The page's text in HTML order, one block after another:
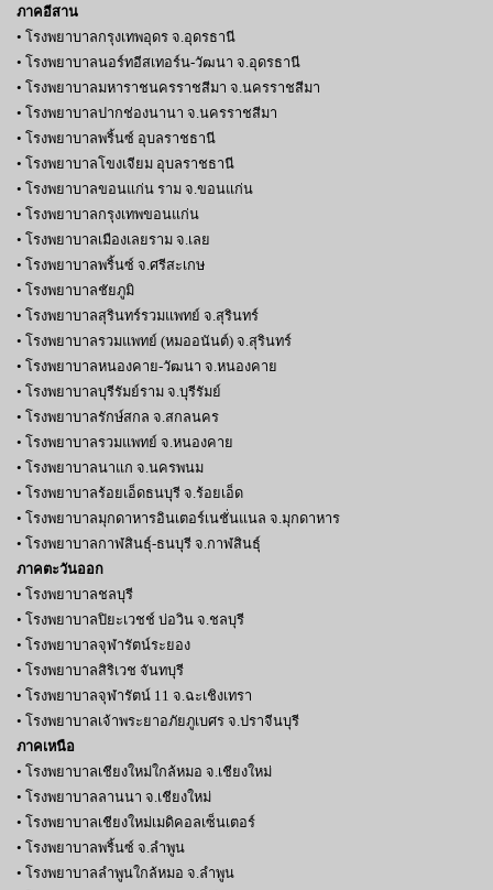
ภาคอีสาน
• โรงพยาบาลกรุงเทพอุดร จ.อุดรธานี
• โรงพยาบาลนอร์ทอีสเทอร์น-วัฒนา จ.อุดรธานี
• โรงพยาบาลมหาราชนครราชสีมา จ.นครราชสีมา
• โรงพยาบาลปากช่องนานา จ.นครราชสีมา
• โรงพยาบาลพริ้นซ์ อุบลราชธานี
• โรงพยาบาลโขงเจียม อุบลราชธานี
• โรงพยาบาลขอนแก่น ราม จ.ขอนแก่น
• โรงพยาบาลกรุงเทพขอนแก่น
• โรงพยาบาลเมืองเลยราม จ.เลย
• โรงพยาบาลพริ้นซ์ จ.ศรีสะเกษ
• โรงพยาบาลชัยภูมิ
• โรงพยาบาลสุรินทร์รวมแพทย์ จ.สุรินทร์
• โรงพยาบาลรวมแพทย์ (หมออนันต์) จ.สุรินทร์
• โรงพยาบาลหนองคาย-วัฒนา จ.หนองคาย
• โรงพยาบาลบุรีรัมย์ราม จ.บุรีรัมย์
• โรงพยาบาลรักษ์สกล จ.สกลนคร
• โรงพยาบาลรวมแพทย์ จ.หนองคาย
• โรงพยาบาลนาแก จ.นครพนม
• โรงพยาบาลร้อยเอ็ดธนบุรี จ.ร้อยเอ็ด
• โรงพยาบาลมุกดาหารอินเตอร์เนชั่นแนล จ.มุกดาหาร
• โรงพยาบาลกาฬสินธุ์-ธนบุรี จ.กาฬสินธุ์
ภาคตะวันออก
• โรงพยาบาลชลบุรี
• โรงพยาบาลปิยะเวชช์ บ่อวิน จ.ชลบุรี
• โรงพยาบาลจุฬารัตน์ระยอง
• โรงพยาบาลสิริเวช จันทบุรี
• โรงพยาบาลจุฬารัตน์ 11 จ.ฉะเชิงเทรา
• โรงพยาบาลเจ้าพระยาอภัยภูเบศร จ.ปราจีนบุรี
ภาคเหนือ
• โรงพยาบาลเชียงใหม่ใกล้หมอ จ.เชียงใหม่
• โรงพยาบาลลานนา จ.เชียงใหม่
• โรงพยาบาลเชียงใหม่เมดิคอลเซ็นเตอร์
• โรงพยาบาลพริ้นซ์ จ.ลำพูน
• โรงพยาบาลลำพูนใกล้หมอ จ.ลำพูน